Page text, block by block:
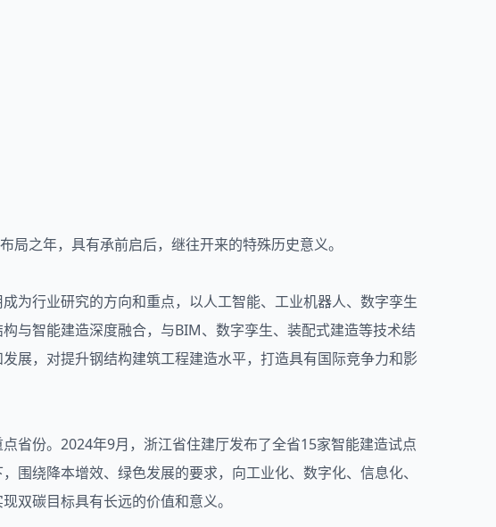
局之年，具有承前启后，继往开来的特殊历史意义。
为行业研究的方向和重点，以人工智能、工业机器人、数字孪生
与智能建造深度融合，与BIM、数字孪生、装配式建造等技术结
展，对提升钢结构建筑工程建造水平，打造具有国际竞争力和影
省份。2024年9月，浙江省住建厅发布了全省15家智能建造试点
绕降本增效、绿色发展的要求，向工业化、数字化、信息化、
双碳目标具有长远的价值和意义。